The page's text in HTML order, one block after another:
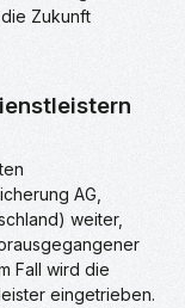
Zukunft
AG,
weiter,
Fall wird die
eingetrieben.